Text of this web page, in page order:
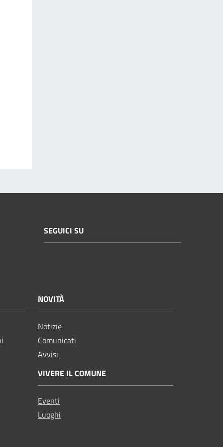
SEGUICI SU
NOVITÀ
Notizie
Comunicati
Avvisi
VIVERE IL COMUNE
Eventi
Luoghi